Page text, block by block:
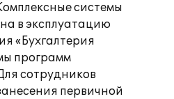
системы
в эксплуатацию
«Бухгалтерия
программ
сотрудников
первичной